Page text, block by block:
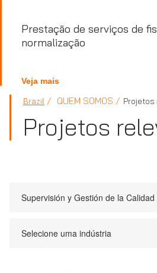
Prestação de serviços de
normalização
Veja mais
Brazil QUEM SOMOS Projetos
Projetos
Supervisión y Gestión de la Calidad
Selecione uma indústria